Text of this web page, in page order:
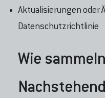
Aktualisierungen oder
Datenschutzrichtlinie
Wie